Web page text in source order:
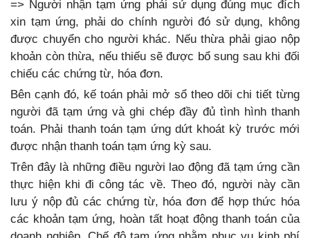
=> Người nhận tạm ứng phải sử dụng đúng mục đích
xin tạm ứng, phải do chính người đó sử dụng, không
được chuyển cho người khác. Nếu thừa phải giao nộp
khoản còn thừa, nếu thiếu sẽ được bổ sung sau khi đối
chiếu các chứng từ, hóa đơn.
Bên cạnh đó, kế toán phải mở sổ theo dõi chi tiết từng
người đã tạm ứng và ghi chép đầy đủ tình hình thanh
toán. Phải thanh toán tạm ứng dứt khoát kỳ trước mới
được nhận thanh toán tạm ứng kỳ sau.
Trên đây là những điều người lao động đã tạm ứng cần
thực hiện khi đi công tác về. Theo đó, người này cần
lưu ý nộp đủ các chứng từ, hóa đơn để hợp thức hóa
các khoản tạm ứng, hoàn tất hoạt động thanh toán của